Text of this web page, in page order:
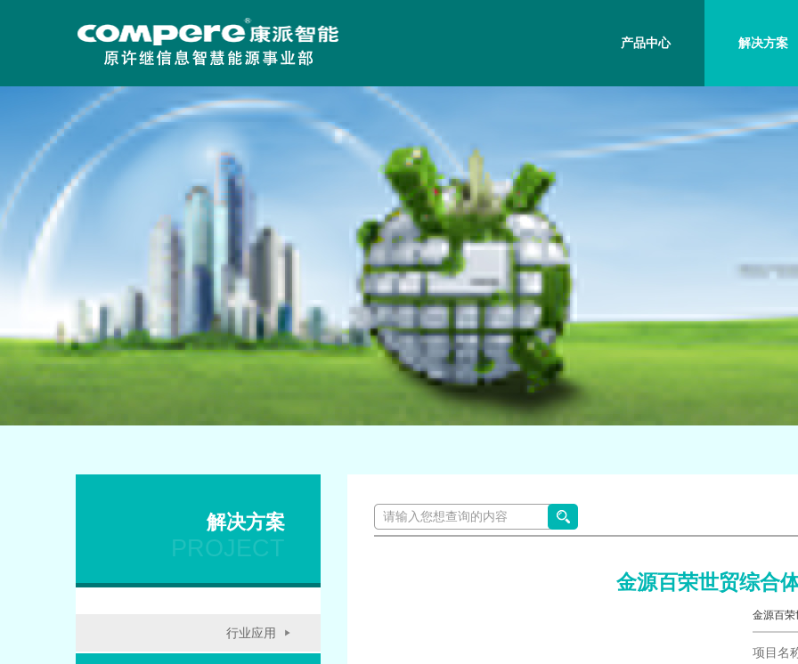
产品中心 解决方案
解决方案
PROJECT
行业应用
金源百荣世贸综合
金源百荣
项目名